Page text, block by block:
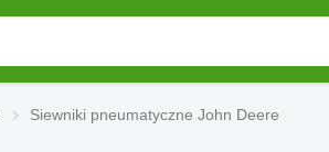
Siewniki pneumatyczne John Deere